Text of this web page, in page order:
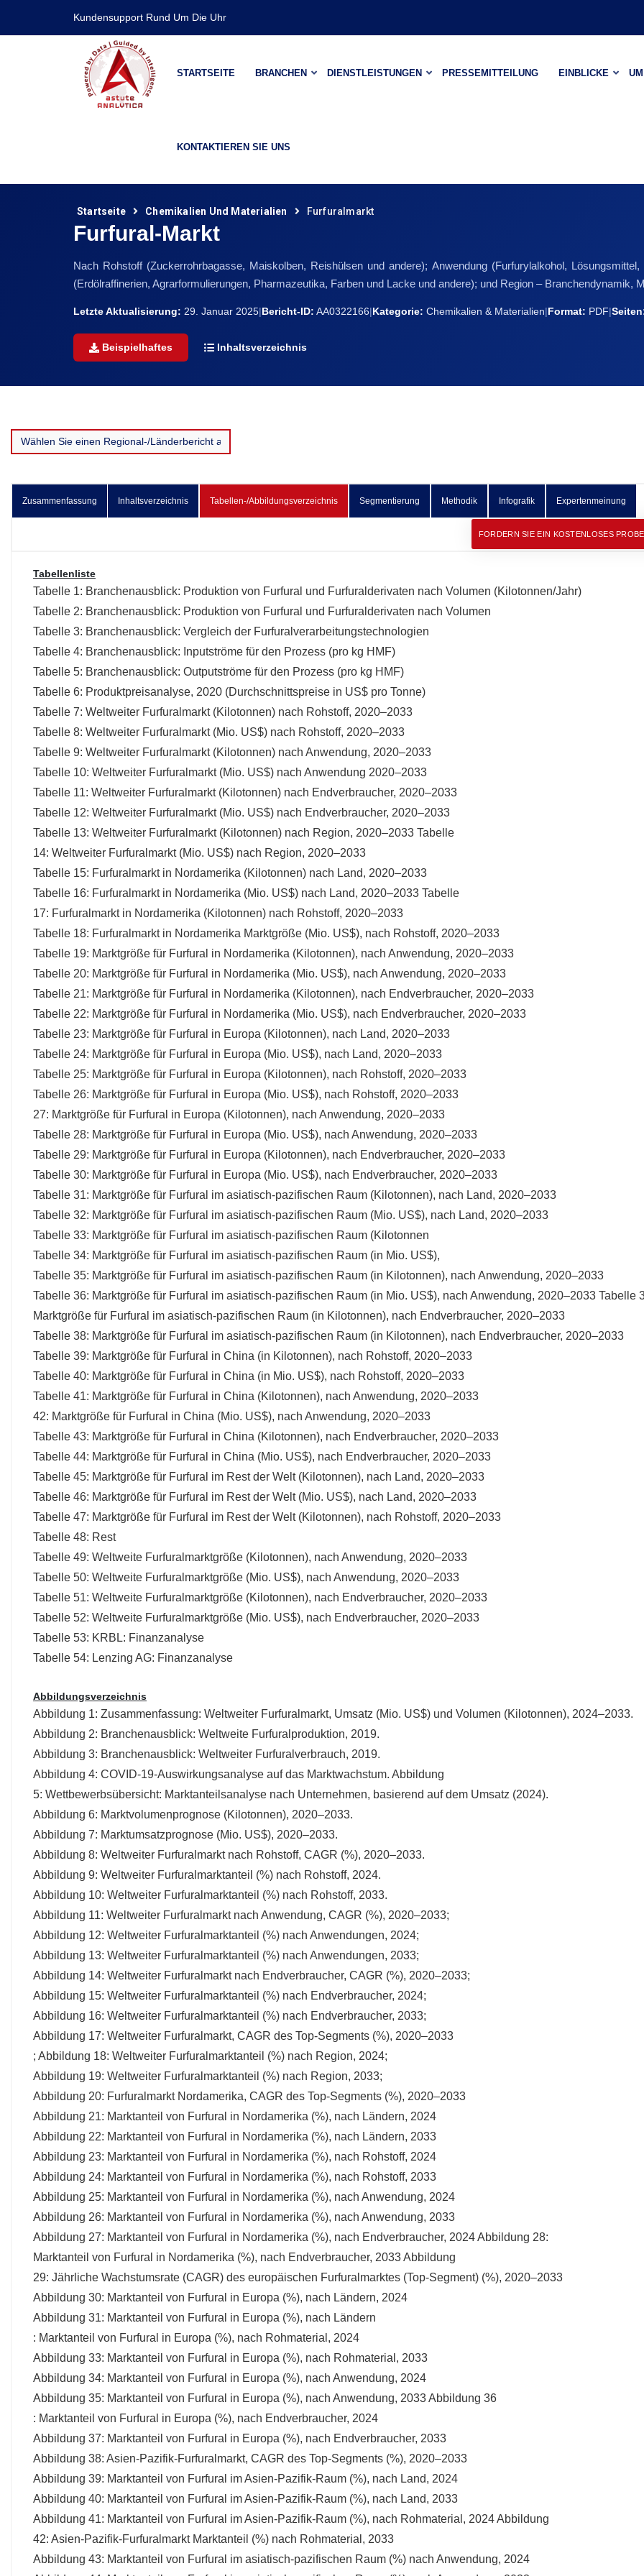
Kundensupport Rund Um Die Uhr
STARTSEITE BRANCHEN DIENSTLEISTUNGEN PRESSEMITTEILUNG EINBLICKE UM
KONTAKTIEREN SIE UNS
Startseite Chemikalien Und Materialien Furfuralmarkt
Furfural-Markt
Nach Rohstoff (Zuckerrohrbagasse, Maiskolben, Reishülsen und andere); Anwendung (Furfurylalkohol,
(Erdölraffinerien, Agrarformulierungen, Pharmazeutika, Farben und Lacke und andere); und Region – Branchendynamik,
Letzte Aktualisierung: 29. Januar 2025|Bericht-ID: AA0322166|Kategorie: Chemikalien & Materialien|Format: PDF|
Beispielhaftes Inhaltsverzeichnis
Zusammenfassung Inhaltsverzeichnis Tabellen-/Abbildungsverzeichnis Segmentierung Methodik Infografik Expertenmeinung
FORDERN SIE EIN KOSTENLOSES
Tabellenliste
Tabelle 1: Branchenausblick: Produktion von Furfural und Furfuralderivaten nach Volumen (Kilotonnen/Jahr)
Tabelle 2: Branchenausblick: Produktion von Furfural und Furfuralderivaten nach Volumen
Tabelle 3: Branchenausblick: Vergleich der Furfuralverarbeitungstechnologien
Tabelle 4: Branchenausblick: Inputströme für den Prozess (pro kg HMF)
Tabelle 5: Branchenausblick: Outputströme für den Prozess (pro kg HMF)
Tabelle 6: Produktpreisanalyse, 2020 (Durchschnittspreise in US$ pro Tonne)
Tabelle 7: Weltweiter Furfuralmarkt (Kilotonnen) nach Rohstoff, 2020–2033
Tabelle 8: Weltweiter Furfuralmarkt (Mio. US$) nach Rohstoff, 2020–2033
Tabelle 9: Weltweiter Furfuralmarkt (Kilotonnen) nach Anwendung, 2020–2033
Tabelle 10: Weltweiter Furfuralmarkt (Mio. US$) nach Anwendung 2020–2033
Tabelle 11: Weltweiter Furfuralmarkt (Kilotonnen) nach Endverbraucher, 2020–2033
Tabelle 12: Weltweiter Furfuralmarkt (Mio. US$) nach Endverbraucher, 2020–2033
Tabelle 13: Weltweiter Furfuralmarkt (Kilotonnen) nach Region, 2020–2033 Tabelle
14: Weltweiter Furfuralmarkt (Mio. US$) nach Region, 2020–2033
Tabelle 15: Furfuralmarkt in Nordamerika (Kilotonnen) nach Land, 2020–2033
Tabelle 16: Furfuralmarkt in Nordamerika (Mio. US$) nach Land, 2020–2033 Tabelle
17: Furfuralmarkt in Nordamerika (Kilotonnen) nach Rohstoff, 2020–2033
Tabelle 18: Furfuralmarkt in Nordamerika Marktgröße (Mio. US$), nach Rohstoff, 2020–2033
Tabelle 19: Marktgröße für Furfural in Nordamerika (Kilotonnen), nach Anwendung, 2020–2033
Tabelle 20: Marktgröße für Furfural in Nordamerika (Mio. US$), nach Anwendung, 2020–2033
Tabelle 21: Marktgröße für Furfural in Nordamerika (Kilotonnen), nach Endverbraucher, 2020–2033
Tabelle 22: Marktgröße für Furfural in Nordamerika (Mio. US$), nach Endverbraucher, 2020–2033
Tabelle 23: Marktgröße für Furfural in Europa (Kilotonnen), nach Land, 2020–2033
Tabelle 24: Marktgröße für Furfural in Europa (Mio. US$), nach Land, 2020–2033
Tabelle 25: Marktgröße für Furfural in Europa (Kilotonnen), nach Rohstoff, 2020–2033
Tabelle 26: Marktgröße für Furfural in Europa (Mio. US$), nach Rohstoff, 2020–2033
27: Marktgröße für Furfural in Europa (Kilotonnen), nach Anwendung, 2020–2033
Tabelle 28: Marktgröße für Furfural in Europa (Mio. US$), nach Anwendung, 2020–2033
Tabelle 29: Marktgröße für Furfural in Europa (Kilotonnen), nach Endverbraucher, 2020–2033
Tabelle 30: Marktgröße für Furfural in Europa (Mio. US$), nach Endverbraucher, 2020–2033
Tabelle 31: Marktgröße für Furfural im asiatisch-pazifischen Raum (Kilotonnen), nach Land, 2020–2033
Tabelle 32: Marktgröße für Furfural im asiatisch-pazifischen Raum (Mio. US$), nach Land, 2020–2033
Tabelle 33: Marktgröße für Furfural im asiatisch-pazifischen Raum (Kilotonnen
Tabelle 34: Marktgröße für Furfural im asiatisch-pazifischen Raum (in Mio. US$),
Tabelle 35: Marktgröße für Furfural im asiatisch-pazifischen Raum (in Kilotonnen), nach Anwendung, 2020–2033
Tabelle 36: Marktgröße für Furfural im asiatisch-pazifischen Raum (in Mio. US$), nach Anwendung, 2020–2033 Tabelle
Marktgröße für Furfural im asiatisch-pazifischen Raum (in Kilotonnen), nach Endverbraucher, 2020–2033
Tabelle 38: Marktgröße für Furfural im asiatisch-pazifischen Raum (in Kilotonnen), nach Endverbraucher, 2020–2033
Tabelle 39: Marktgröße für Furfural in China (in Kilotonnen), nach Rohstoff, 2020–2033
Tabelle 40: Marktgröße für Furfural in China (in Mio. US$), nach Rohstoff, 2020–2033
Tabelle 41: Marktgröße für Furfural in China (Kilotonnen), nach Anwendung, 2020–2033
42: Marktgröße für Furfural in China (Mio. US$), nach Anwendung, 2020–2033
Tabelle 43: Marktgröße für Furfural in China (Kilotonnen), nach Endverbraucher, 2020–2033
Tabelle 44: Marktgröße für Furfural in China (Mio. US$), nach Endverbraucher, 2020–2033
Tabelle 45: Marktgröße für Furfural im Rest der Welt (Kilotonnen), nach Land, 2020–2033
Tabelle 46: Marktgröße für Furfural im Rest der Welt (Mio. US$), nach Land, 2020–2033
Tabelle 47: Marktgröße für Furfural im Rest der Welt (Kilotonnen), nach Rohstoff, 2020–2033
Tabelle 48: Rest
Tabelle 49: Weltweite Furfuralmarktgröße (Kilotonnen), nach Anwendung, 2020–2033
Tabelle 50: Weltweite Furfuralmarktgröße (Mio. US$), nach Anwendung, 2020–2033
Tabelle 51: Weltweite Furfuralmarktgröße (Kilotonnen), nach Endverbraucher, 2020–2033
Tabelle 52: Weltweite Furfuralmarktgröße (Mio. US$), nach Endverbraucher, 2020–2033
Tabelle 53: KRBL: Finanzanalyse
Tabelle 54: Lenzing AG: Finanzanalyse
Abbildungsverzeichnis
Abbildung 1: Zusammenfassung: Weltweiter Furfuralmarkt, Umsatz (Mio. US$) und Volumen (Kilotonnen), 2024–2033.
Abbildung 2: Branchenausblick: Weltweite Furfuralproduktion, 2019.
Abbildung 3: Branchenausblick: Weltweiter Furfuralverbrauch, 2019.
Abbildung 4: COVID-19-Auswirkungsanalyse auf das Marktwachstum. Abbildung
5: Wettbewerbsübersicht: Marktanteilsanalyse nach Unternehmen, basierend auf dem Umsatz (2024).
Abbildung 6: Marktvolumenprognose (Kilotonnen), 2020–2033.
Abbildung 7: Marktumsatzprognose (Mio. US$), 2020–2033.
Abbildung 8: Weltweiter Furfuralmarkt nach Rohstoff, CAGR (%), 2020–2033.
Abbildung 9: Weltweiter Furfuralmarktanteil (%) nach Rohstoff, 2024.
Abbildung 10: Weltweiter Furfuralmarktanteil (%) nach Rohstoff, 2033.
Abbildung 11: Weltweiter Furfuralmarkt nach Anwendung, CAGR (%), 2020–2033;
Abbildung 12: Weltweiter Furfuralmarktanteil (%) nach Anwendungen, 2024;
Abbildung 13: Weltweiter Furfuralmarktanteil (%) nach Anwendungen, 2033;
Abbildung 14: Weltweiter Furfuralmarkt nach Endverbraucher, CAGR (%), 2020–2033;
Abbildung 15: Weltweiter Furfuralmarktanteil (%) nach Endverbraucher, 2024;
Abbildung 16: Weltweiter Furfuralmarktanteil (%) nach Endverbraucher, 2033;
Abbildung 17: Weltweiter Furfuralmarkt, CAGR des Top-Segments (%), 2020–2033
; Abbildung 18: Weltweiter Furfuralmarktanteil (%) nach Region, 2024;
Abbildung 19: Weltweiter Furfuralmarktanteil (%) nach Region, 2033;
Abbildung 20: Furfuralmarkt Nordamerika, CAGR des Top-Segments (%), 2020–2033
Abbildung 21: Marktanteil von Furfural in Nordamerika (%), nach Ländern, 2024
Abbildung 22: Marktanteil von Furfural in Nordamerika (%), nach Ländern, 2033
Abbildung 23: Marktanteil von Furfural in Nordamerika (%), nach Rohstoff, 2024
Abbildung 24: Marktanteil von Furfural in Nordamerika (%), nach Rohstoff, 2033
Abbildung 25: Marktanteil von Furfural in Nordamerika (%), nach Anwendung, 2024
Abbildung 26: Marktanteil von Furfural in Nordamerika (%), nach Anwendung, 2033
Abbildung 27: Marktanteil von Furfural in Nordamerika (%), nach Endverbraucher, 2024 Abbildung 28:
Marktanteil von Furfural in Nordamerika (%), nach Endverbraucher, 2033 Abbildung
29: Jährliche Wachstumsrate (CAGR) des europäischen Furfuralmarktes (Top-Segment) (%), 2020–2033
Abbildung 30: Marktanteil von Furfural in Europa (%), nach Ländern, 2024
Abbildung 31: Marktanteil von Furfural in Europa (%), nach Ländern
: Marktanteil von Furfural in Europa (%), nach Rohmaterial, 2024
Abbildung 33: Marktanteil von Furfural in Europa (%), nach Rohmaterial, 2033
Abbildung 34: Marktanteil von Furfural in Europa (%), nach Anwendung, 2024
Abbildung 35: Marktanteil von Furfural in Europa (%), nach Anwendung, 2033 Abbildung 36
: Marktanteil von Furfural in Europa (%), nach Endverbraucher, 2024
Abbildung 37: Marktanteil von Furfural in Europa (%), nach Endverbraucher, 2033
Abbildung 38: Asien-Pazifik-Furfuralmarkt, CAGR des Top-Segments (%), 2020–2033
Abbildung 39: Marktanteil von Furfural im Asien-Pazifik-Raum (%), nach Land, 2024
Abbildung 40: Marktanteil von Furfural im Asien-Pazifik-Raum (%), nach Land, 2033
Abbildung 41: Marktanteil von Furfural im Asien-Pazifik-Raum (%), nach Rohmaterial, 2024 Abbildung
42: Asien-Pazifik-Furfuralmarkt Marktanteil (%) nach Rohmaterial, 2033
Abbildung 43: Marktanteil von Furfural im asiatisch-pazifischen Raum (%) nach Anwendung, 2024